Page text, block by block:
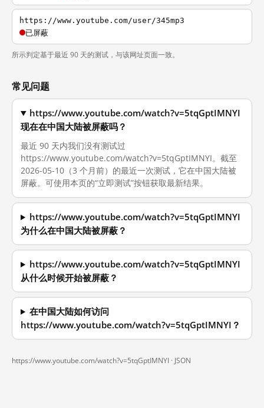
https://www.youtube.com/user/345mp3
已屏蔽
所示判定基于最近 90 天的测试，与该网址页面一致。
常见问题
https://www.youtube.com/watch?v=5tqGptIMNYI
现在在中国大陆被屏蔽吗？
最近 90 天内我们没有测试过
https://www.youtube.com/watch?v=5tqGptIMNYI。截至
2026-05-10（3 个月前）的最近一次测试，它在中国大陆被
屏蔽。可使用本页的“立即测试”按钮获取最新结果。
https://www.youtube.com/watch?v=5tqGptIMNYI
为什么在中国大陆被屏蔽？
https://www.youtube.com/watch?v=5tqGptIMNYI
从什么时候开始被屏蔽？
在中国大陆如何访问
https://www.youtube.com/watch?v=5tqGptIMNYI？
https://www.youtube.com/watch?v=5tqGptIMNYI · JSON